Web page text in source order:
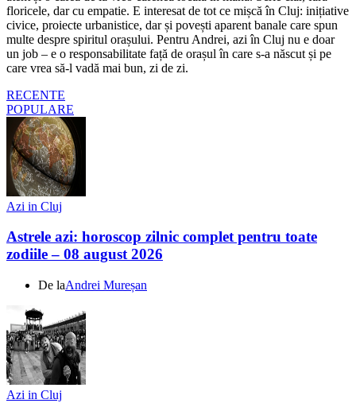
floricele, dar cu empatie. E interesat de tot ce mișcă în Cluj: inițiative
civice, proiecte urbanistice, dar și povești aparent banale care spun
multe despre spiritul orașului. Pentru Andrei, azi în Cluj nu e doar
un job – e o responsabilitate față de orașul în care s-a născut și pe
care vrea să-l vadă mai bun, zi de zi.
RECENTE
POPULARE
Azi in Cluj
Astrele azi: horoscop zilnic complet pentru toate
zodiile – 08 august 2026
De laAndrei Mureșan
Azi in Cluj